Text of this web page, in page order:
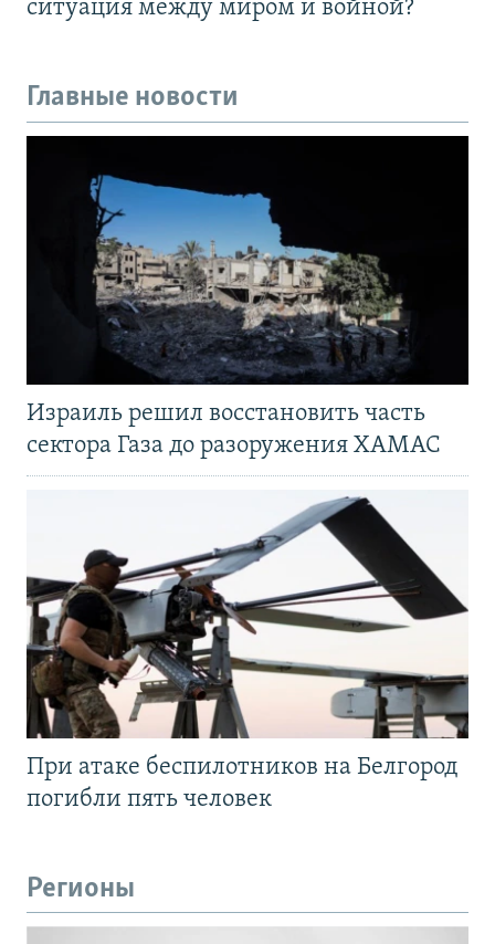
ситуация между миром и войной?
Главные новости
Израиль решил восстановить часть
сектора Газа до разоружения ХАМАС
При атаке беспилотников на Белгород
погибли пять человек
Регионы